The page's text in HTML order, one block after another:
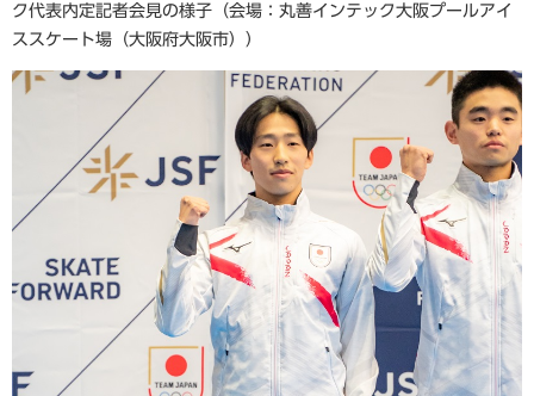
ク代表内定記者会見の様子（会場：丸善インテック大阪プールアイ
ススケート場（大阪府大阪市））